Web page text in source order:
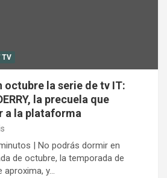
TV
octubre la serie de tv IT:
la precuela que
a la plataforma
| No podrás dormir en
de octubre, la temporada de
aproxima, y…